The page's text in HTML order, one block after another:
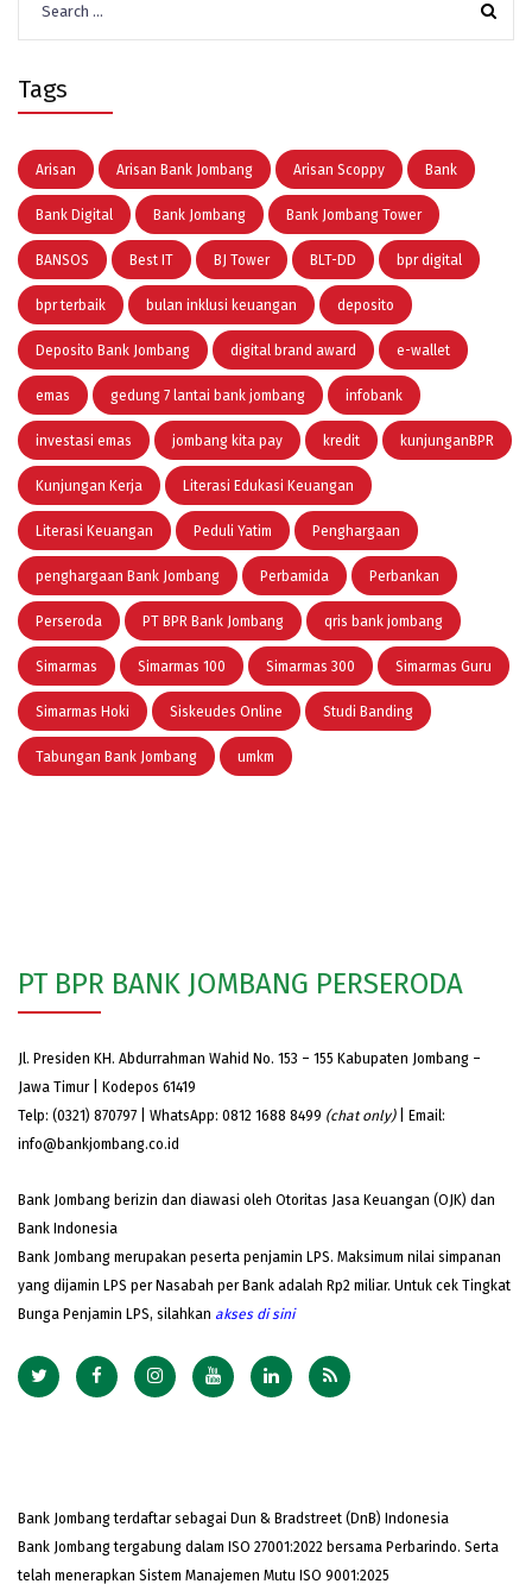
for:
Tags
Arisan Arisan Bank Jombang Arisan Scoppy Bank
Bank Digital Bank Jombang Bank Jombang Tower
BANSOS Best IT BJ Tower BLT-DD bpr digital
bpr terbaik bulan inklusi keuangan deposito
Deposito Bank Jombang digital brand award e-wallet
emas gedung 7 lantai bank jombang infobank
investasi emas jombang kita pay kredit kunjunganBPR
Kunjungan Kerja Literasi Edukasi Keuangan
Literasi Keuangan Peduli Yatim Penghargaan
penghargaan Bank Jombang Perbamida Perbankan
Perseroda PT BPR Bank Jombang qris bank jombang
Simarmas Simarmas 100 Simarmas 300 Simarmas Guru
Simarmas Hoki Siskeudes Online Studi Banding
Tabungan Bank Jombang umkm
PT BPR BANK JOMBANG PERSERODA
Jl. Presiden KH. Abdurrahman Wahid No. 153 – 155 Kabupaten Jombang –
Jawa Timur | Kodepos 61419
Telp: (0321) 870797 | WhatsApp: 0812 1688 8499 (chat only)| Email:
info@bankjombang.co.id
Bank Jombang berizin dan diawasi oleh Otoritas Jasa Keuangan (OJK) dan
Bank Indonesia
Bank Jombang merupakan peserta penjamin LPS. Maksimum nilai simpanan
yang dijamin LPS per Nasabah per Bank adalah Rp2 miliar. Untuk cek Tingkat
Bunga Penjamin LPS, silahkan akses di sini
Bank Jombang terdaftar sebagai Dun & Bradstreet (DnB) Indonesia
Bank Jombang tergabung dalam ISO 27001:2022 bersama Perbarindo. Serta
telah menerapkan Sistem Manajemen Mutu ISO 9001:2025